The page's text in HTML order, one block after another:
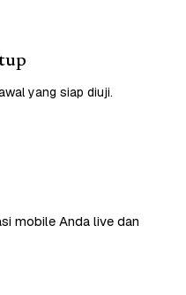
yang siap diuji.
mobile Anda live dan